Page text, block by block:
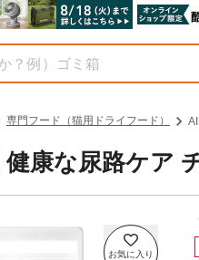
専門フード（猫用ドライフード）
康な尿路ケア